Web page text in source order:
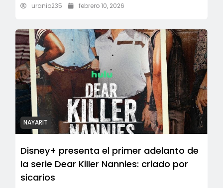
uranio235 febrero 10, 2026
NAYARIT
Disney+ presenta el primer adelanto de
la serie Dear Killer Nannies: criado por
sicarios